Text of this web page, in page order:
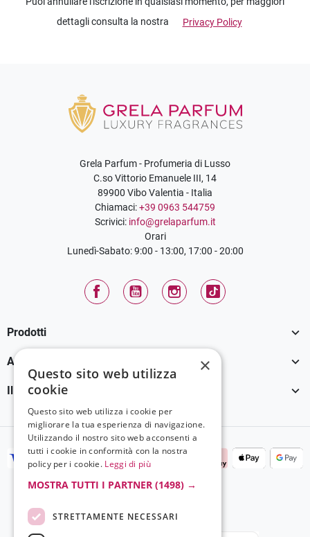
dettagli consulta la nostra
Privacy Policy
Grela Parfum - Profumeria di Lusso
C.so Vittorio Emanuele III, 14
89900 Vibo Valentia - Italia
Chiamaci:+39 0963 544759
Scrivici: info@grelaparfum.it
Orari
Lunedì-Sabato: 9:00 - 13:00, 17:00 - 20:00
FacebookYouTube InstagramTikTok
Prodotti 
Assistenza Clienti 
Il tuo account 
×
Questo sito web utilizza
cookie
Questo sito web utilizza i cookie per
migliorare la tua esperienza di navigazione.
Utilizzando il nostro sito web acconsenti a
tutti i cookie in conformità con la nostra
policy per i cookie. Leggi di più
MOSTRA TUTTI I PARTNER (1498) →
STRETTAMENTE NECESSARI